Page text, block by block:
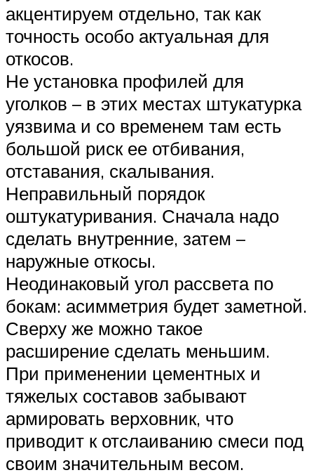
акцентируем отдельно, так как
точность особо актуальная для
откосов.
Не установка профилей для
уголков – в этих местах штукатурка
уязвима и со временем там есть
большой риск ее отбивания,
отставания, скалывания.
Неправильный порядок
оштукатуривания. Сначала надо
сделать внутренние, затем –
наружные откосы.
Неодинаковый угол рассвета по
бокам: асимметрия будет заметной.
Сверху же можно такое
расширение сделать меньшим.
При применении цементных и
тяжелых составов забывают
армировать верховник, что
приводит к отслаиванию смеси под
своим значительным весом.